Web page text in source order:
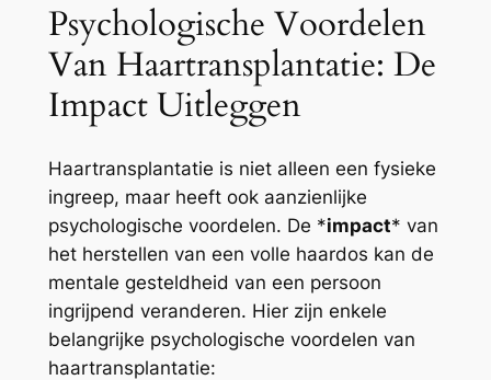
Psychologische Voordelen
Van Haartransplantatie: De
Impact Uitleggen
Haartransplantatie is niet alleen een fysieke
ingreep, maar heeft ook aanzienlijke
psychologische voordelen. De *impact* van
het herstellen van een volle haardos kan de
mentale gesteldheid van een persoon
ingrijpend veranderen. Hier zijn enkele
belangrijke psychologische voordelen van
haartransplantatie: